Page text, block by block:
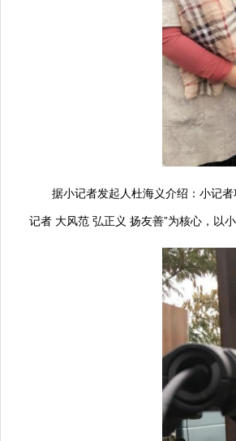
据小记者发起人杜海义介绍：小记
记者 大风范 弘正义 扬友善”为核心，以